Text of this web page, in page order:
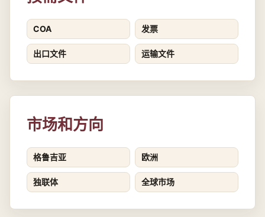
COA 发票
出口文件 运输文件
市场和方向
格鲁吉亚 欧洲
独联体 全球市场